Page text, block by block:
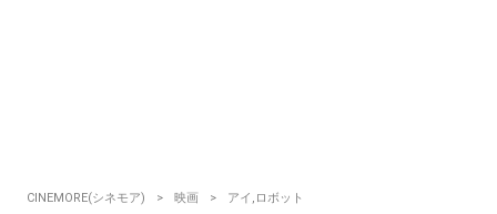
CINEMORE(シネモア) 映画
アイ,ロボット